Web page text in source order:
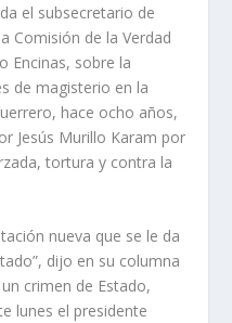
el subsecretario de
Comisión de la Verdad
Encinas, sobre la
de magisterio en la
hace ocho años,
Jesús Murillo Karam por
tortura y contra la
nueva que se le da
dijo en su columna
crimen de Estado,
lunes el presidente